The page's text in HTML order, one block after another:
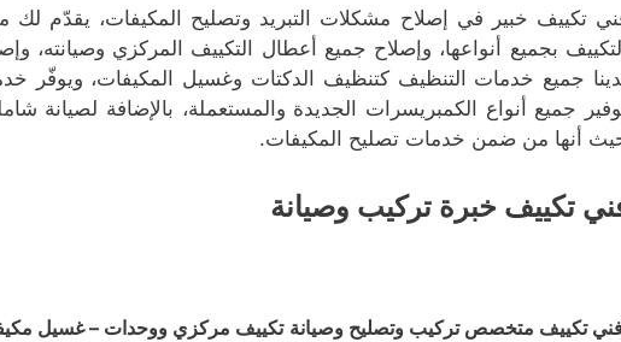
تكييف خبير في إصلاح مشكلات التبريد وتصليح المكيفات، يقدّم
بجميع أنواعها، وإصلاح جميع أعطال التكييف المركزي وصيانته،
جميع خدمات التنظيف كتنظيف الدكتات وغسيل المكيفات، ويوفّر
جميع أنواع الكمبريسرات الجديدة والمستعملة، بالإضافة لصيانة
أنها من ضمن خدمات تصليح المكيفات.
تكييف خبرة تركيب وصيانة
تكييف متخصص تركيب وتصليح وصيانة تكييف مركزي ووحدات – غسيل